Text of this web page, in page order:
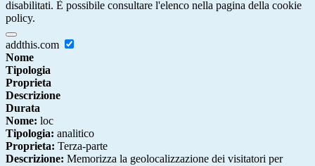
disabilitati. È possibile consultare l'elenco nella pagina della cookie
policy.
addthis.com
Nome
Tipologia
Proprieta
Descrizione
Durata
Nome: loc
Tipologia: analitico
Proprieta: Terza-parte
Descrizione: Memorizza la geolocalizzazione dei visitatori per